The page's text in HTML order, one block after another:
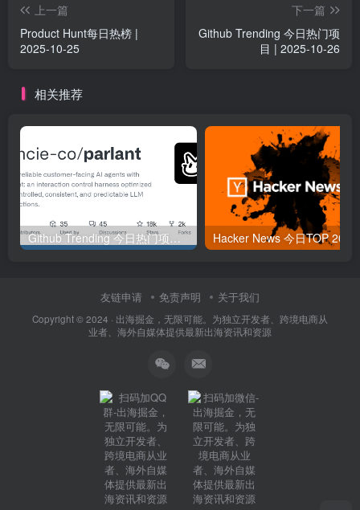
上一篇
Product Hunt每日热榜 |
2025-10-25
下一篇
Github Trending 今日热门项
目 | 2025-10-26
相关推荐
Github Trending 今日热门项目 | 2025-09-06
友链申请 免责声明 关于我们
Copyright © 2024 · 出海掘金，无限可能。为独立开发者、跨境电商从
业者、海外自媒体提供最新出海资讯和资源